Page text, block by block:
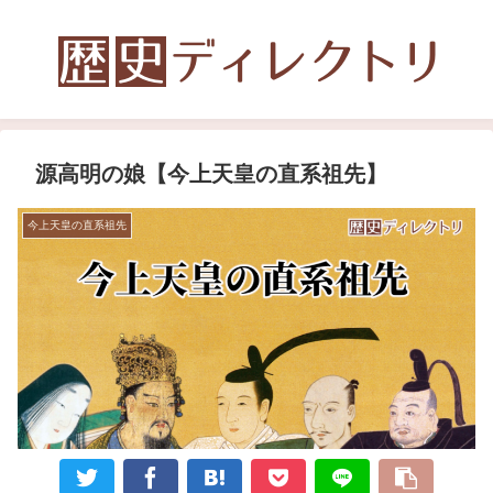
源高明の娘【今上天皇の直系祖先】
今上天皇の直系祖先